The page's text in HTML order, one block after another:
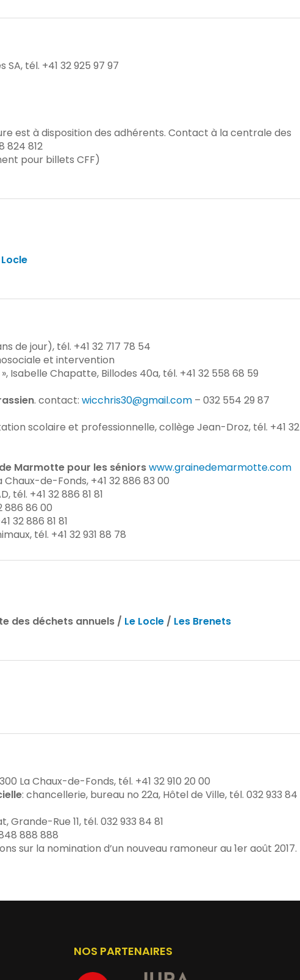
SA, tél. +41 32 925 97 97
est à disposition des adhérents. Contact à la centrale des
824 812
pour billets CFF)
de jour), tél. +41 32 717 78 54
et intervention
», Isabelle Chapatte, Billodes 40a, tél. +41 32 558 68 59
. contact: wicchris30@gmail.com – 032 554 29 87
scolaire et professionnelle, collège Jean-Droz, tél. +41 32
Marmotte pour les séniorswww.grainedemarmotte.com
Chaux-de-Fonds, +41 32 886 83 00
tél. +41 32 886 81 81
886 86 00
32 886 81 81
tél. +41 32 931 88 78
des déchets annuels / Le Locle / Les Brenets
La Chaux-de-Fonds, tél. +41 32 910 20 00
: chancellerie, bureau no 22a, Hôtel de Ville, tél. 032 933 84
Grande-Rue 11, tél. 032 933 84 81
888 888
sur la nomination d’un nouveau ramoneur au 1er août 2017.
NOS PARTENAIRES